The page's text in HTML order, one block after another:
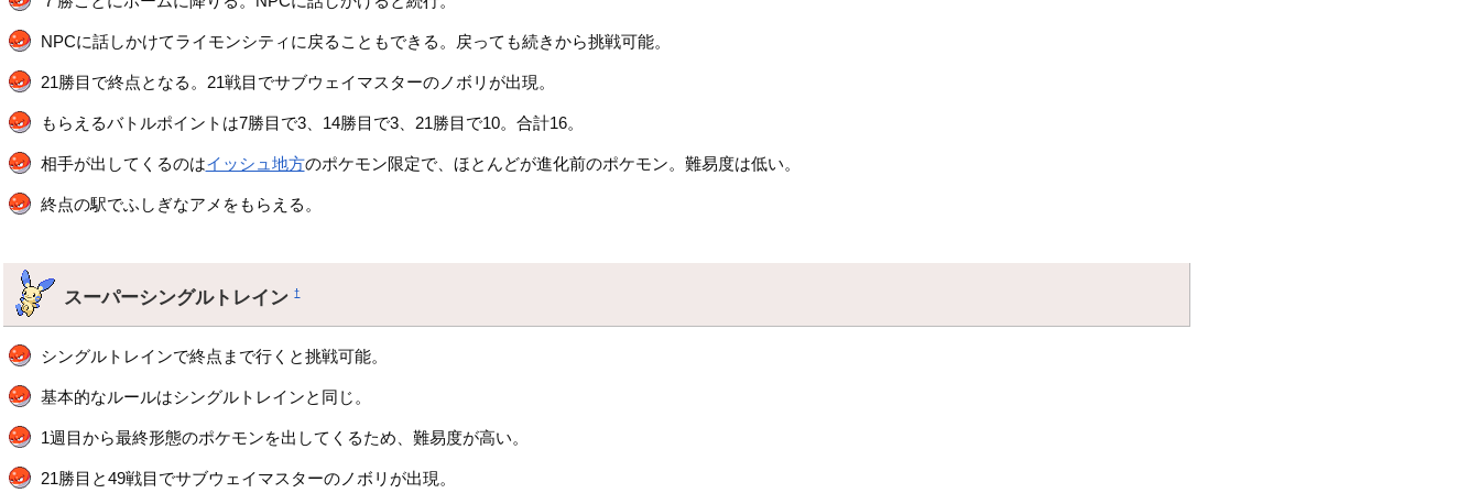
NPCに話しかけてライモンシティに戻ることもできる。戻っても続きから挑戦可能。
21勝目で終点となる。21戦目でサブウェイマスターのノボリが出現。
もらえるバトルポイントは7勝目で3、14勝目で3、21勝目で10。合計16。
相手が出してくるのはイッシュ地方のポケモン限定で、ほとんどが進化前のポケモン。難易度は低い。
終点の駅でふしぎなアメをもらえる。
スーパーシングルトレイン†
シングルトレインで終点まで行くと挑戦可能。
基本的なルールはシングルトレインと同じ。
1週目から最終形態のポケモンを出してくるため、難易度が高い。
21勝目と49戦目でサブウェイマスターのノボリが出現。